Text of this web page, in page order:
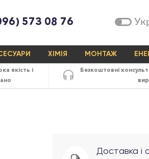
573 08 76
ХІМІЯ МОНТАЖ
якість і
Безкоштовні
Доставка і